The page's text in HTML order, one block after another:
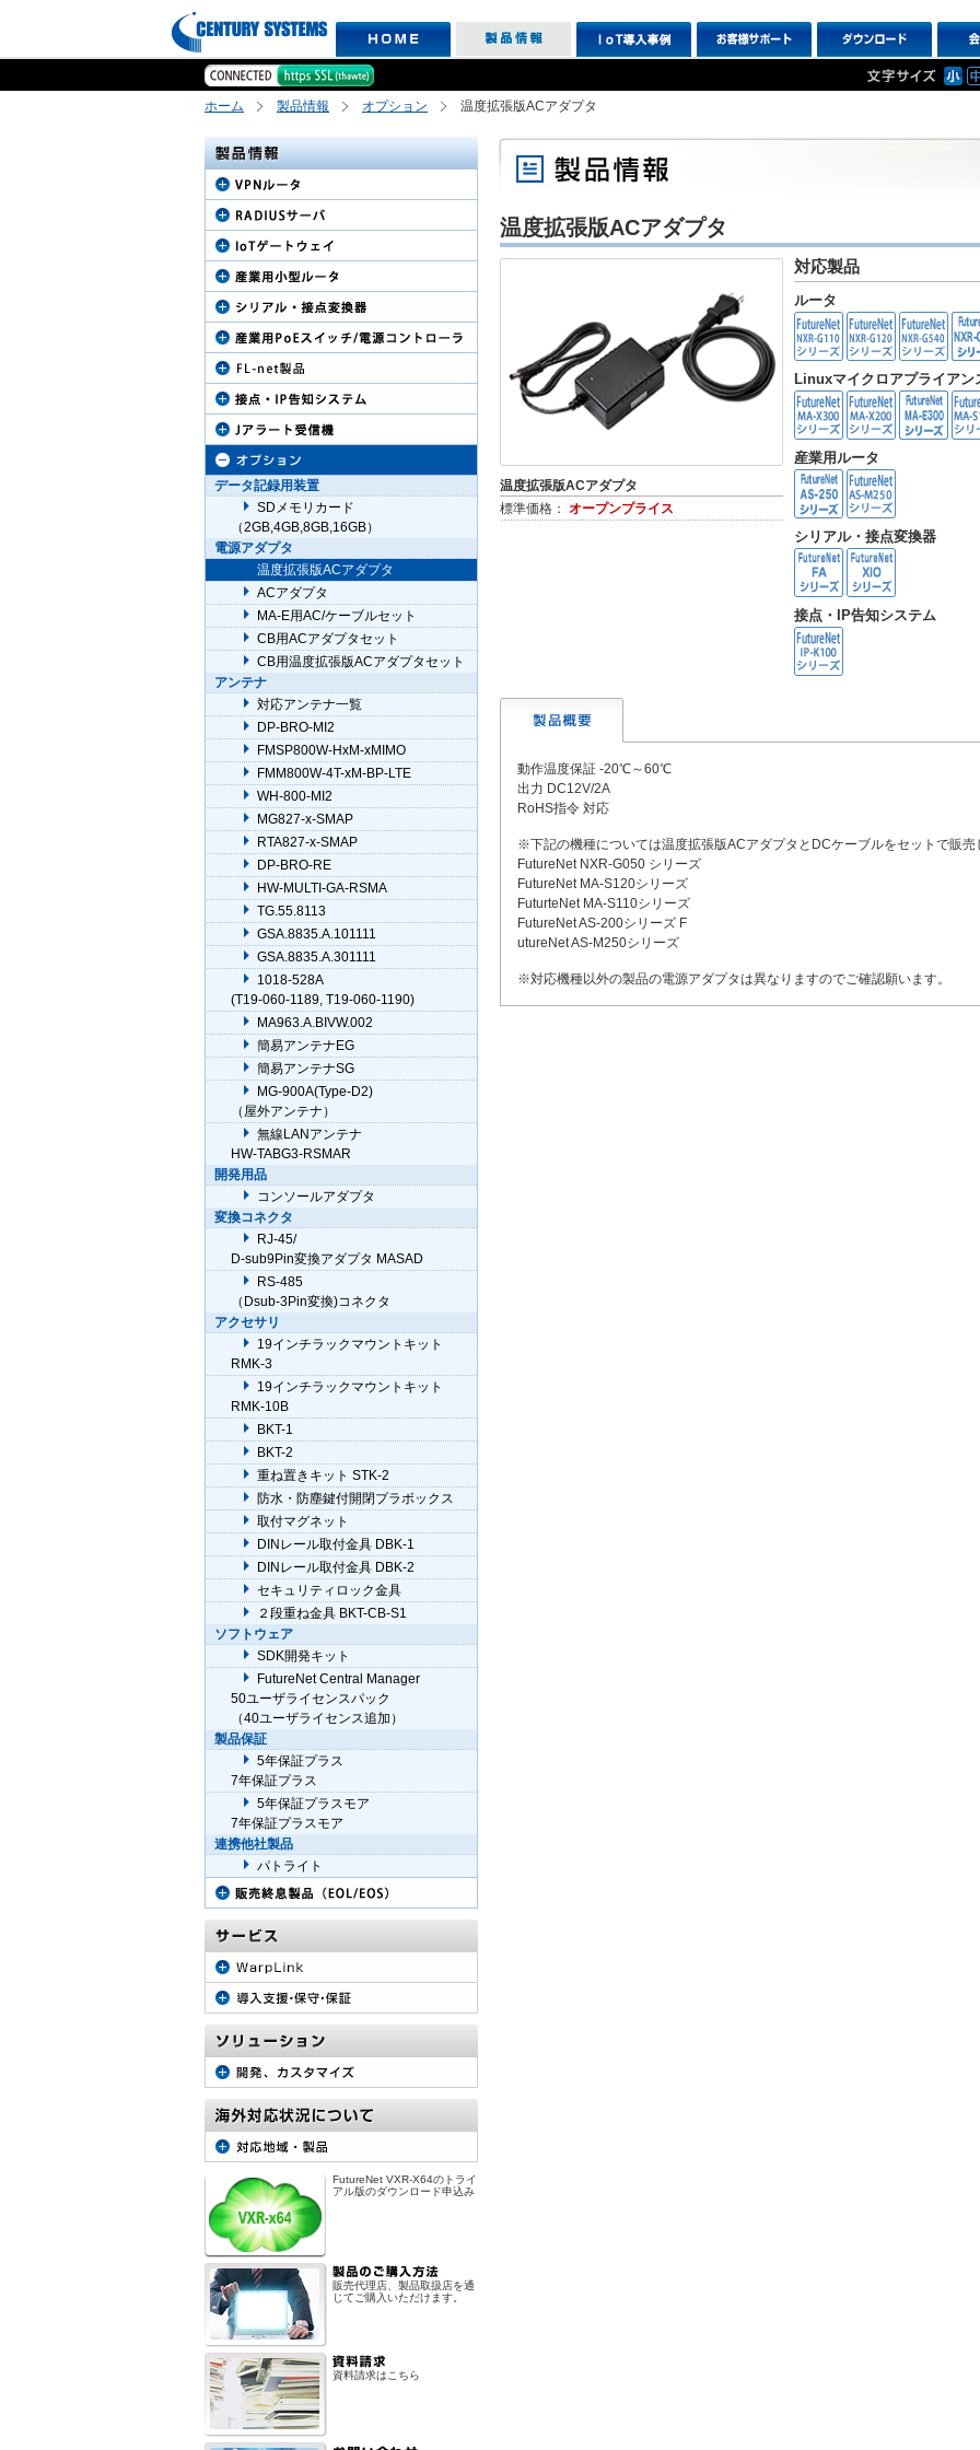
ホーム 製品情報 オプション 温度拡張版ACアダプタ
温度拡張版ACアダプタ
温度拡張版ACアダプタ
標準価格： オープンプライス
対応製品
ルータ
Linuxマイクロアプライアン
産業用ルータ
シリアル・接点変換器
接点・IP告知システム
動作温度保証 -20℃～60℃
出力 DC12V/2A
RoHS指令 対応
※下記の機種については温度拡張版ACアダプタとDCケーブルをセットで販売
FutureNet NXR-G050 シリーズ
FutureNet MA-S120シリーズ
FuturteNet MA-S110シリーズ
FutureNet AS-200シリーズ F
utureNet AS-M250シリーズ
※対応機種以外の製品の電源アダプタは異なりますのでご確認願います。
データ記録用装置
SDメモリカード
（2GB,4GB,8GB,16GB）
電源アダプタ
温度拡張版ACアダプタ
ACアダプタ
MA-E用AC/ケーブルセット
CB用ACアダプタセット
CB用温度拡張版ACアダプタセット
アンテナ
対応アンテナ一覧
DP-BRO-MI2
FMSP800W-HxM-xMIMO
FMM800W-4T-xM-BP-LTE
WH-800-MI2
MG827-x-SMAP
RTA827-x-SMAP
DP-BRO-RE
HW-MULTI-GA-RSMA
TG.55.8113
GSA.8835.A.101111
GSA.8835.A.301111
1018-528A
(T19-060-1189, T19-060-1190)
MA963.A.BIVW.002
簡易アンテナEG
簡易アンテナSG
MG-900A(Type-D2)
（屋外アンテナ）
無線LANアンテナ
HW-TABG3-RSMAR
開発用品
コンソールアダプタ
変換コネクタ
RJ-45/
D-sub9Pin変換アダプタ MASAD
RS-485
（Dsub-3Pin変換)コネクタ
アクセサリ
19インチラックマウントキット
RMK-3
19インチラックマウントキット
RMK-10B
BKT-1
BKT-2
重ね置きキット STK-2
防水・防塵鍵付開閉プラボックス
取付マグネット
DINレール取付金具 DBK-1
DINレール取付金具 DBK-2
セキュリティロック金具
２段重ね金具 BKT-CB-S1
ソフトウェア
SDK開発キット
FutureNet Central Manager
50ユーザライセンスパック
（40ユーザライセンス追加）
製品保証
5年保証プラス
7年保証プラス
5年保証プラスモア
7年保証プラスモア
連携他社製品
パトライト
FutureNet VXR-X64のトライ
アル版のダウンロード申込み
販売代理店、製品取扱店を通
じてご購入いただけます。
資料請求はこちら